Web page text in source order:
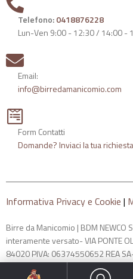
Telefono:0418876228
Lun-Ven 9:00 - 12:30 / 14:00 -
Email:
info@birredamanicomio.com
Form Contatti
Domande? Inviaci la tua richiesta
Informativa Privacy e Cookie |
Birre da Manicomio | BDM NEWCO
interamente versato- VIA PONTE
84020 PIVA: 06374550652 REA